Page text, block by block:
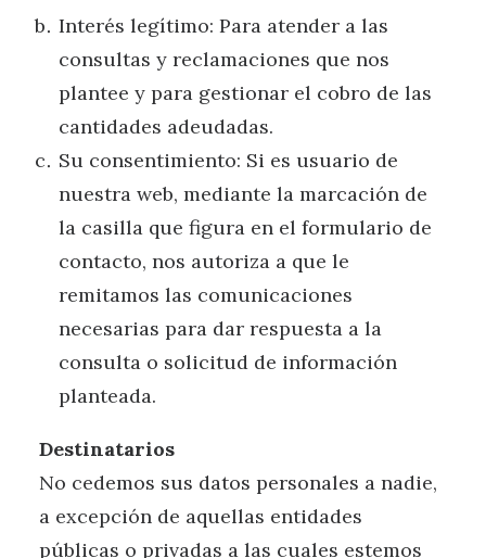
Interés legítimo: Para atender a las
consultas y reclamaciones que nos
plantee y para gestionar el cobro de las
cantidades adeudadas.
Su consentimiento: Si es usuario de
nuestra web, mediante la marcación de
la casilla que figura en el formulario de
contacto, nos autoriza a que le
remitamos las comunicaciones
necesarias para dar respuesta a la
consulta o solicitud de información
planteada.
Destinatarios
No cedemos sus datos personales a nadie,
a excepción de aquellas entidades
públicas o privadas a las cuales estemos